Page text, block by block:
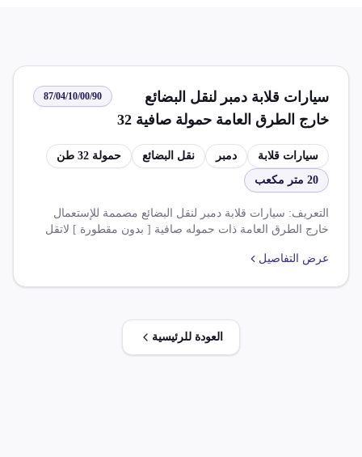
سيارات قلابة دمبر لنقل البضائع
خارج الطرق العامة حمولة صافية 32
طن أو 20 متر مكعب
87/04/10/00/90
سيارات قلابة دمبر نقل البضائع
حمولة 32 طن
20 متر مكعب
التعريف: سيارات قلابة دمبر لنقل البضائع مصممة للإستعمال
خارج الطرق العامة ذات حموله صافية [ بدون مقطورة ] لاتقل
الاعفاء والاستثناءات: - اتفاق التجارة الحرة بين ج م ع وتجمع
ض .ج ورسوم ذات أثر مماثل بنسبة 100%علىسلع
عرض التفاصيل
العودة للرئيسية